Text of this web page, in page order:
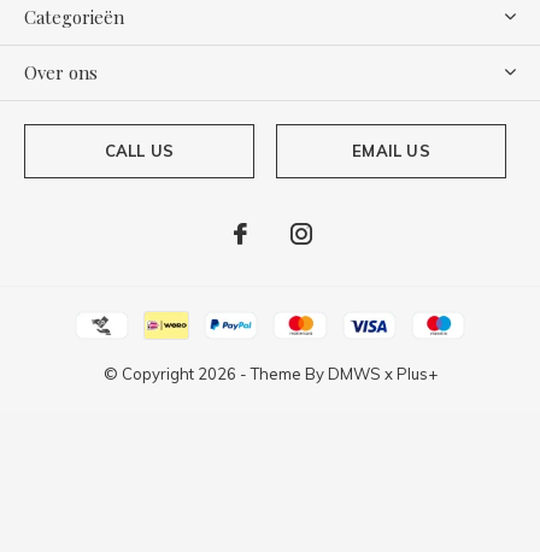
Categorieën
Over ons
CALL US EMAIL US
© Copyright 2026 - Theme ByDMWS xPlus+